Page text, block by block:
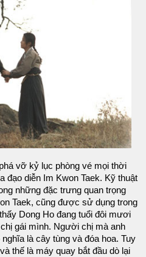
phá vỡ kỷ lục phòng vé mọi thời
đạo diễn Im Kwon Taek. Kỹ thuật
những đặc trưng quan trọng
Taek, cũng được sử dụng trong
Dong Ho đang tuổi đôi mươi
gái mình. Người chị mà anh
là cây tùng và đóa hoa. Tuy
thế là máy quay bắt đầu dò lại